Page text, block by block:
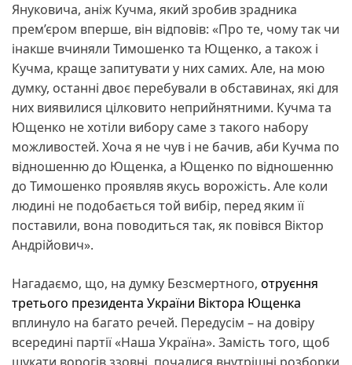
Януковича, аніж Кучма, який зробив зрадника
прем’єром вперше, він відповів: «Про те, чому так чи
інакше вчиняли Тимошенко та Ющенко, а також і
Кучма, краще запитувати у них самих. Але, на мою
думку, останні двоє перебували в обставинах, які для
них виявилися цілковито неприйнятними. Кучма та
Ющенко не хотіли вибору саме з такого набору
можливостей. Хоча я не чув і не бачив, аби Кучма по
відношенню до Ющенка, а Ющенко по відношенню
до Тимошенко проявляв якусь ворожість. Але коли
людині не подобається той вибір, перед яким її
поставили, вона поводиться так, як повівся Віктор
Андрійович».
Нагадаємо, що, на думку Безсмертного, отруєння
третього президента України Віктора Ющенка
вплинуло на багато речей. Передусім – на довіру
всередині партії «Наша Україна». Замість того, щоб